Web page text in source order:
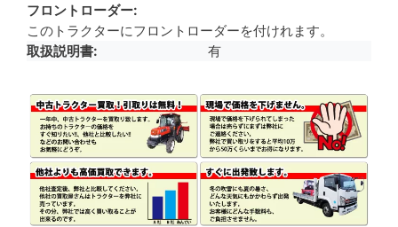
フロントローダー
このトラクターにフロントローダーを付けれます。
取扱説明書
有